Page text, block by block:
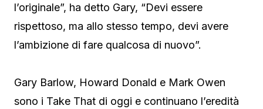
l’originale”, ha detto Gary, “Devi essere
rispettoso, ma allo stesso tempo, devi avere
l’ambizione di fare qualcosa di nuovo”.
Gary Barlow, Howard Donald e Mark Owen
sono i Take That di oggi e continuano l’eredità